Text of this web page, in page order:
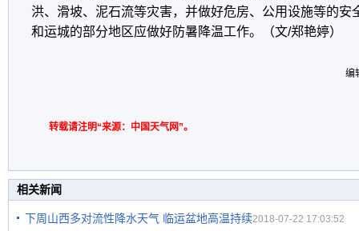
洪、滑坡、泥石流等灾害，并做好危房、公用设施等的安
和运城的部分地区应做好防暑降温工作。（文/郑艳婷）
编
转载请注明“来源：中国天气网”。
相关新闻
下周山西多对流性降水天气 临运盆地高温持续2018-07-22 17:03:52